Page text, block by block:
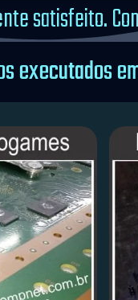
satisfeito.
executados